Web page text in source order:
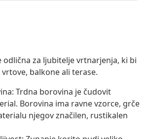
odlična za ljubitelje vrtnarjenja, ki bi
balkone ali terase.
Trdna borovina je čudovit
Borovina ima ravne vzorce, grče
njegov značilen, rustikalen